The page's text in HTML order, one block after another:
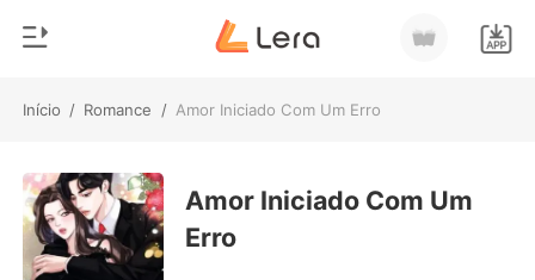
Início / Romance / Amor Iniciado Com Um Erro
Loja
Histórico
Gênero
Moderno
Amor Iniciado Com Um
Erro